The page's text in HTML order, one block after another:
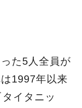
た5人全員が
1997年以来
イタニッ